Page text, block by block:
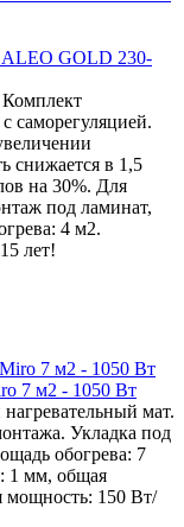
GOLD 230-
саморегуляцией.
снижается в 1,5
на 30%. Для
под ламинат,
4 м2.
лет!
7 м2 - 1050 Вт
мат.
Укладка под
обогрева: 7
1 мм, общая
мощность: 150 Вт/